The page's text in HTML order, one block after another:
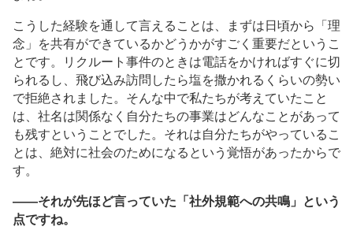
こうした経験を通して言えることは、まずは日頃から「理
念」を共有ができているかどうかがすごく重要だというこ
とです。リクルート事件のときは電話をかければすぐに切
られるし、飛び込み訪問したら塩を撒かれるくらいの勢い
で拒絶されました。そんな中で私たちが考えていたこと
は、社名は関係なく自分たちの事業はどんなことがあって
も残すということでした。それは自分たちがやっているこ
とは、絶対に社会のためになるという覚悟があったからで
す。
――それが先ほど言っていた「社外規範への共鳴」という
点ですね。